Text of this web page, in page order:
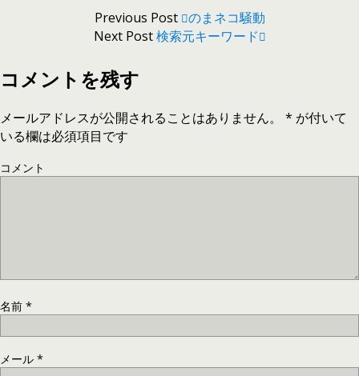
Previous Post のまネコ騒動
Next Post検索元キーワード
コメントを残す
メールアドレスが公開されることはありません。 * が付いて
いる欄は必須項目です
コメント
名前 *
メール *